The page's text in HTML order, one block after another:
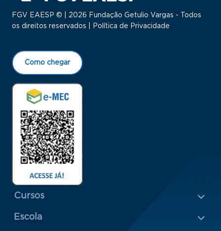
FGV EAESP © | 2026 Fundação Getulio Vargas - Todos
os direitos reservados |
Política de Privacidade
Como chegar
Menu Rodapé 1
Cursos
Escola